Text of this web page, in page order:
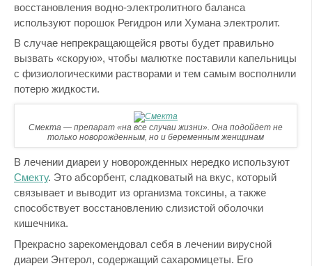
восстановления водно-электролитного баланса
используют порошок Регидрон или Хумана электролит.
В случае непрекращающейся рвоты будет правильно
вызвать «скорую», чтобы малютке поставили капельницы
с физиологическими растворами и тем самым восполнили
потерю жидкости.
Смекта — препарат «на все случаи жизни». Она подойдет не
только новорожденным, но и беременным женщинам
В лечении диареи у новорожденных нередко используют
Смекту. Это абсорбент, сладковатый на вкус, который
связывает и выводит из организма токсины, а также
способствует восстановлению слизистой оболочки
кишечника.
Прекрасно зарекомендовал себя в лечении вирусной
диареи Энтерол, содержащий сахаромицеты. Его